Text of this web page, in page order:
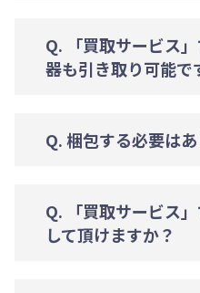
Q. 「買取サービス
器も引き取り可能で
Q. 梱包する必要は
Q. 「買取サービス
して頂けますか？